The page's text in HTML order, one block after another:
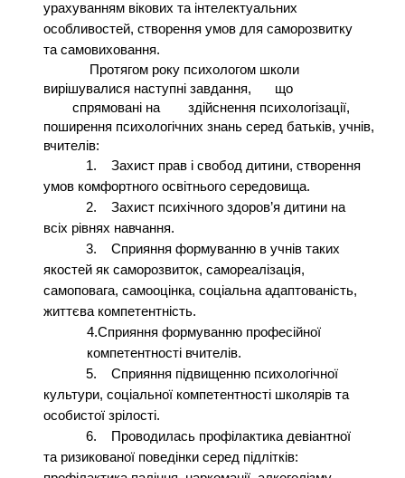
урахуванням вікових та інтелектуальних
особливостей, створення умов для саморозвитку
та самовиховання.
Протягом року психологом школи
вирішувалися наступні завдання,
що
спрямовані на
здійснення психологізації,
поширення психологічних знань серед батьків, учнів,
вчителів:
1.
Захист прав і свобод дитини, створення
умов комфортного освітнього середовища.
2.
Захист психічного здоров’я дитини на
всіх рівнях навчання.
3.
Сприяння формуванню в учнів таких
якостей як саморозвиток, самореалізація,
самоповага, самооцінка, соціальна адаптованість,
життєва компетентність.
4.Сприяння формуванню професійної
компетентності вчителів.
5.
Сприяння підвищенню психологічної
культури, соціальної компетентності школярів та
особистої зрілості.
6.
Проводилась профілактика девіантної
та ризикованої поведінки серед підлітків: